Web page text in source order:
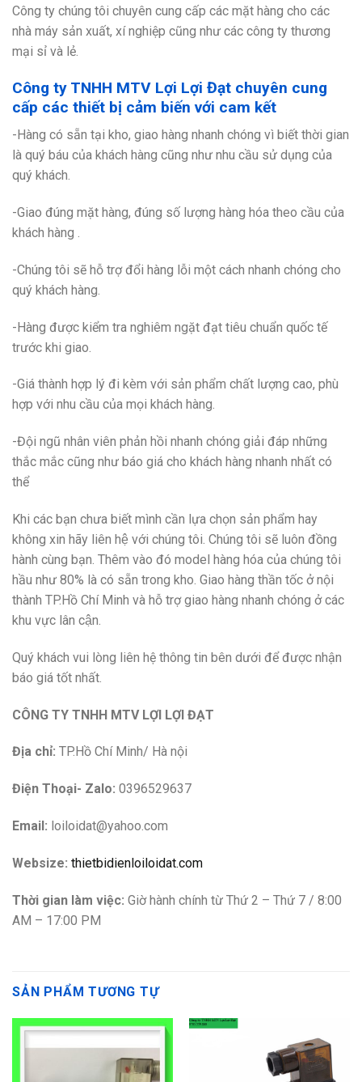
Công ty chúng tôi chuyên cung cấp các mặt hàng cho các
nhà máy sản xuất, xí nghiệp cũng như các công ty thương
mại sỉ và lẻ.
Công ty TNHH MTV Lợi Lợi Đạt chuyên cung
cấp các thiết bị cảm biến với cam kết
-Hàng có sẵn tại kho, giao hàng nhanh chóng vì biết thời gian
là quý báu của khách hàng cũng như nhu cầu sử dụng của
quý khách.
-Giao đúng mặt hàng, đúng số lượng hàng hóa theo cầu của
khách hàng .
-Chúng tôi sẽ hỗ trợ đổi hàng lỗi một cách nhanh chóng cho
quý khách hàng.
-Hàng được kiểm tra nghiêm ngặt đạt tiêu chuẩn quốc tế
trước khi giao.
-Giá thành hợp lý đi kèm với sản phẩm chất lượng cao, phù
hợp với nhu cầu của mọi khách hàng.
-Đội ngũ nhân viên phản hồi nhanh chóng giải đáp những
thắc mắc cũng như báo giá cho khách hàng nhanh nhất có
thể
Khi các bạn chưa biết mình cần lựa chọn sản phẩm hay
không xin hãy liên hệ với chúng tôi. Chúng tôi sẽ luôn đồng
hành cùng bạn. Thêm vào đó model hàng hóa của chúng tôi
hầu như 80% là có sẵn trong kho. Giao hàng thần tốc ở nội
thành TP.Hồ Chí Minh và hỗ trợ giao hàng nhanh chóng ở các
khu vực lân cận.
Quý khách vui lòng liên hệ thông tin bên dưới để được nhận
báo giá tốt nhất.
CÔNG TY TNHH MTV LỢI LỢI ĐẠT
Địa chỉ: TP.Hồ Chí Minh/ Hà nội
Điện Thoại- Zalo: 0396529637
Email: loiloidat@yahoo.com
Websize: thietbidienloiloidat.com
Thời gian làm việc: Giờ hành chính từ Thứ 2 – Thứ 7 / 8:00
AM – 17:00 PM
SẢN PHẨM TƯƠNG TỰ